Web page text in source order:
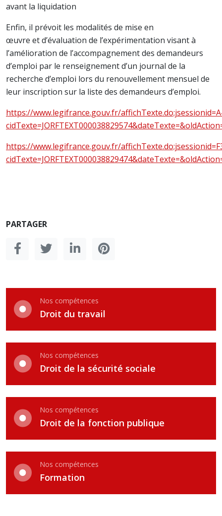
avant la liquidation
Enfin, il prévoit les modalités de mise en
œuvre et d’évaluation de l’expérimentation visant à
l’amélioration de l’accompagnement des demandeurs
d’emploi par le renseignement d’un journal de la
recherche d’emploi lors du renouvellement mensuel de
leur inscription sur la liste des demandeurs d’emploi.
https://www.legifrance.gouv.fr/
https://www.legifrance.gouv.fr/
PARTAGER
Nos compétences
Droit du travail
Nos compétences
Droit de la sécurité sociale
Nos compétences
Droit de la fonction publique
Nos compétences
Formation